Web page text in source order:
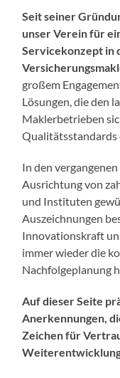
Seit seiner
unser Verein für
Servicekonzept in
großem
Lösungen, die den
Maklerbetrieben
Qualitätsstandards
In den
Ausrichtung von
und Instituten
Auszeichnungen
Innovationskraft
immer wieder die
Nachfolgeplanung
Auf dieser Seite
Anerkennungen,
Zeichen für